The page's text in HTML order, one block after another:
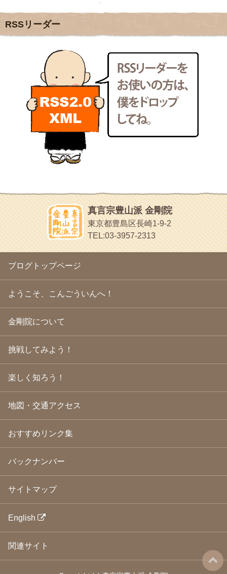
2011年11月(28)
2011年10月(31)
2011年9月(24)
2011年7月(18)
2011年6月
2011年5月
(15)
2011年4月(17)
2011年3月(15)
2011年2月
2011年1月(22)
2010年12月(21)
2010年11月
2010年10月(13)
(16)
2010年6月(18)
2010年5月(22)
2010年4月(25)
2010年3月
(22)
2010年2月(23)
2010年1月(23)
(18)
2009年11月
(20)
2009年10月(20)
2009年9月 (20)
2009年6月(22)
2009年5月(20)
2009年4月
(24)
2009年3月(21)
2009年2月(19)
2009年1月(25)
2008年10月
(31)
2008年9月(24)
2008年8月(24)
2008年5月(21)
(24)
2008年2月 (21)
2008年1月(23)
2007年12月
2007年9月
2007年8月(26)
地域のライターさんです
小豆島 圓満寺
新聞屋の道具箱
新聞社で使われる用語の解説など
makotoさんの御符内巡礼記
東京の巡礼記です
POLYHEDON
いろいろなことが書いてあるよ
bunchan
あちこち行って！
目白鍼灸院
日本人の繊細な体質にあわせた、やさしく気持ちよい鍼灸治療で
ほうげん日記
放言じゃなくて和尚さんの名前だよ
面白いサイトみつけたよ。
ヘェ～という感じ
chocolab.Air♪DIALY
ラブラドールのワンちゃんがかわいいよ
RSSリーダー
真言宗豊山派 金剛院
東京都豊島区長崎1-9-2
TEL:03-3957-2313
ブログトップページ
ようこそ、こんごういんへ！
金剛院について
挑戦してみよう！
楽しく知ろう！
地図・交通アクセス
おすすめリンク集
バックナンバー
サイトマップ
English
関連サイト